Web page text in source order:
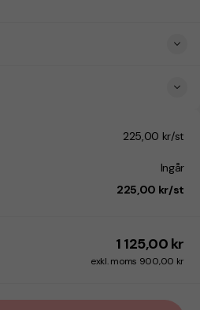
225,00 kr/st
Ingår
225,00 kr/st
1 125,00 kr
exkl. moms 900,00 kr